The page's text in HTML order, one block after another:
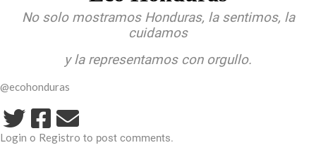
No solo mostramos Honduras, la sentimos, la
cuidamos
y la representamos con orgullo.
@ecohonduras
Login o Registro to post comments.